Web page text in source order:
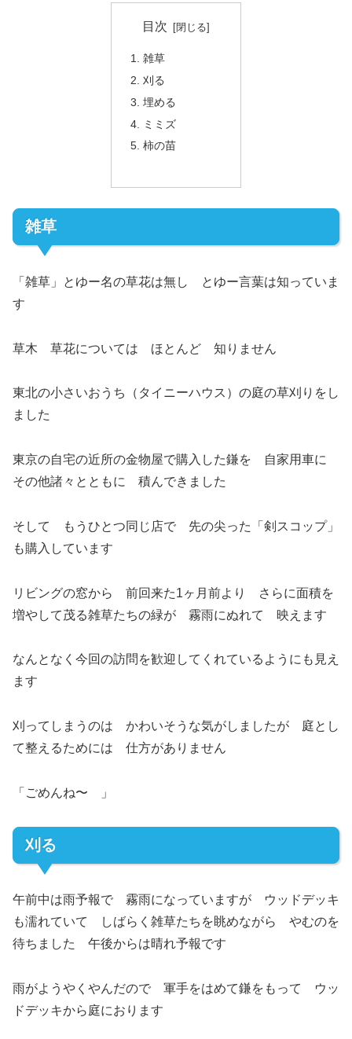
目次
雑草
刈る
埋める
ミミズ
柿の苗
雑草
「雑草」とゆー名の草花は無し とゆー言葉は知っていま
す
草木 草花については ほとんど 知りません
東北の小さいおうち（タイニーハウス）の庭の草刈りをし
ました
東京の自宅の近所の金物屋で購入した鎌を 自家用車に
その他諸々とともに 積んできました
そして もうひとつ同じ店で 先の尖った「剣スコップ」
も購入しています
リビングの窓から 前回来た1ヶ月前より さらに面積を
増やして茂る雑草たちの緑が 霧雨にぬれて 映えます
なんとなく今回の訪問を歓迎してくれているようにも見え
ます
刈ってしまうのは かわいそうな気がしましたが 庭とし
て整えるためには 仕方がありません
「ごめんね〜 」
刈る
午前中は雨予報で 霧雨になっていますが ウッドデッキ
も濡れていて しばらく雑草たちを眺めながら やむのを
待ちました 午後からは晴れ予報です
雨がようやくやんだので 軍手をはめて鎌をもって ウッ
ドデッキから庭におります